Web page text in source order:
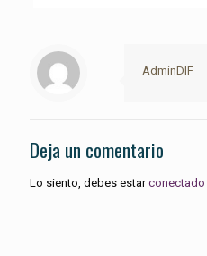
AdminDIF
Deja un comentario
Lo siento, debes estarconectado